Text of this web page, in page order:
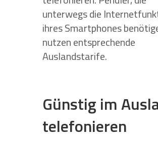
unterwegs die
ihres Smartphones
nutzen entsprechende
Auslandstarife.
Günstig im
telefonieren